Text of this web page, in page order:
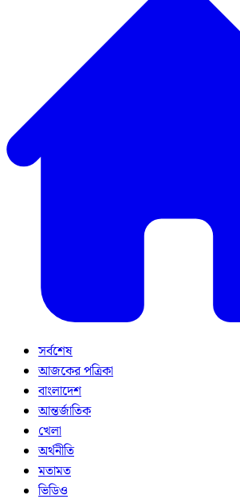
সর্বশেষ
আজকের পত্রিকা
বাংলাদেশ
আন্তর্জাতিক
খেলা
অর্থনীতি
মতামত
ভিডিও